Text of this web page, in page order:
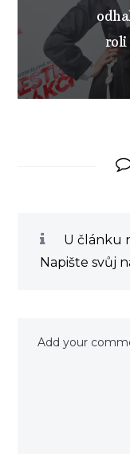
roli
U článku
Napište svůj